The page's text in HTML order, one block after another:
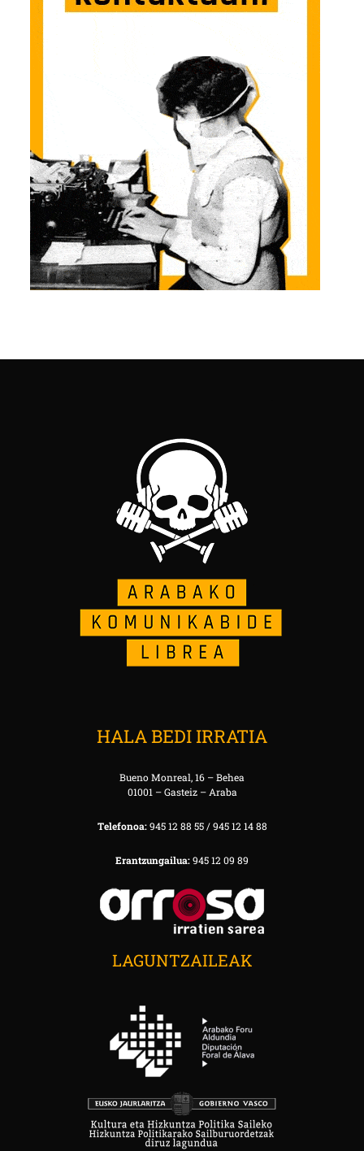
HALA BEDI IRRATIA
Bueno Monreal, 16 – Behea
01001 – Gasteiz – Araba
Telefonoa:945 12 88 55 / 945 12 14 88
Erantzungailua:945 12 09 89
LAGUNTZAILEAK